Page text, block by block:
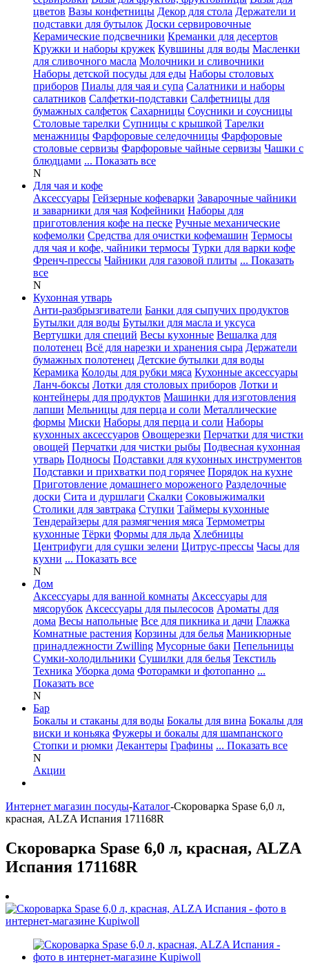
цветов Вазы конфетницы Декор для стола Держатели и
подставки для бутылок Доски сервировочные
Керамические подсвечники Креманки для десертов
Кружки и наборы кружек Кувшины для воды Масленки
для сливочного масла Молочники и сливочники
Наборы детской посуды для еды Наборы столовых
приборов Пиалы для чая и супа Салатники и наборы
салатников Салфетки-подставки Салфетницы для
бумажных салфеток Сахарницы Соусники и соусницы
Столовые тарелки Супницы с крышкой Тарелки
менажницы Фарфоровые селедочницы Фарфоровые
столовые сервизы Фарфоровые чайные сервизы Чашки с
блюдцами ... Показать все
N
Для чая и кофе
Аксессуары Гейзерные кофеварки Заварочные чайники
и заварники для чая Кофейники Наборы для
приготовления кофе на песке Ручные механические
кофемолки Средства для очистки кофемашин Термосы
для чая и кофе, чайники термосы Турки для варки кофе
Френч-прессы Чайники для газовой плиты ... Показать
все
N
Кухонная утварь
Анти-разбрызгиватели Банки для сыпучих продуктов
Бутылки для воды Бутылки для масла и уксуса
Вертушки для специй Весы кухонные Вешалка для
полотенец Всё для нарезки и хранения сыра Держатели
бумажных полотенец Детские бутылки для воды
Керамика Колоды для рубки мяса Кухонные аксессуары
Ланч-боксы Лотки для столовых приборов Лотки и
контейнеры для продуктов Машинки для изготовления
лапши Мельницы для перца и соли Металлические
формы Миски Наборы для перца и соли Наборы
кухонных аксессуаров Овощерезки Перчатки для чистки
овощей Перчатки для чистки рыбы Подвесная кухонная
утварь Подносы Подставки для кухонных инструментов
Подставки и прихватки под горячее Порядок на кухне
Приготовление домашнего мороженого Разделочные
доски Сита и дуршлаги Скалки Соковыжималки
Столики для завтрака Ступки Таймеры кухонные
Тендерайзеры для размягчения мяса Термометры
кухонные Тёрки Формы для льда Хлебницы
Центрифуги для сушки зелени Цитрус-прессы Часы для
кухни ... Показать все
N
Дом
Аксессуары для ванной комнаты Аксессуары для
мясорубок Аксессуары для пылесосов Ароматы для
дома Весы напольные Все для пикника и дачи Глажка
Комнатные растения Корзины для белья Маникюрные
принадлежности Zwilling Мусорные баки Пепельницы
Сумки-холодильники Сушилки для белья Текстиль
Техника Уборка дома Фоторамки и фотопанно ...
Показать все
N
Бар
Бокалы и стаканы для воды Бокалы для вина Бокалы для
виски и коньяка Фужеры и бокалы для шампанского
Стопки и рюмки Декантеры Графины ... Показать все
N
Акции
Интернет магазин посуды-Каталог-Скороварка Spase 6,0 л,
красная, ALZA Испания 171168R
Скороварка Spase 6,0 л, красная, ALZA
Испания 171168R